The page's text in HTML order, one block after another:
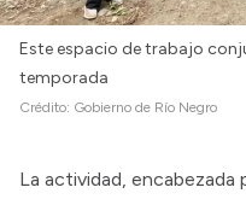
Este espacio de trabajo
temporada
Crédito: Gobierno de Río Negro
La actividad, encabezada